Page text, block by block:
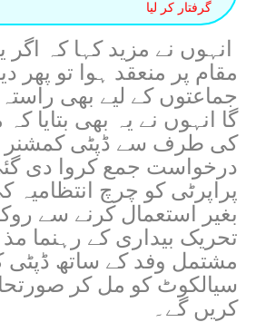
گرفتار کر لیا
انہوں نے مزید کہا کہ
مقام پر منعقد ہوا تو پھر
جماعتوں کے لیے بھی
گا انہوں نے یہ بھی بتایا
کی طرف سے ڈپٹی کمشنر
درخواست جمع کروا دی
پراپرٹی کو چرچ انتظامیہ
بغیر استعمال کرنے سے
تحریک بیداری کے رہنما
مشتمل وفد کے ساتھ ڈپٹی
سیالکوٹ کو مل کر
کریں گے۔